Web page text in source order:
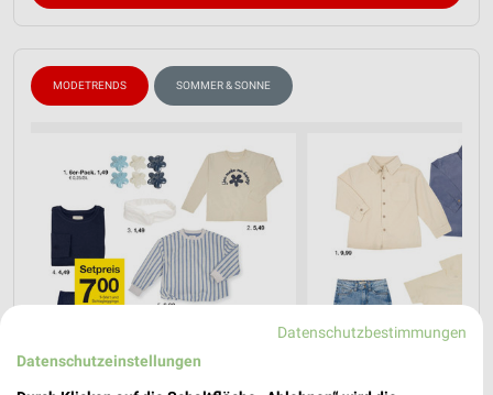
MODETRENDS SOMMER & SONNE
Datenschutzbestimmungen
Datenschutzeinstellungen